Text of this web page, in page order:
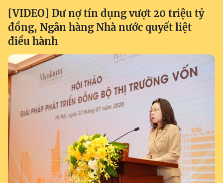
[VIDEO] Dư nợ tín dụng vượt 20 triệu tỷ
đồng, Ngân hàng Nhà nước quyết liệt
điều hành